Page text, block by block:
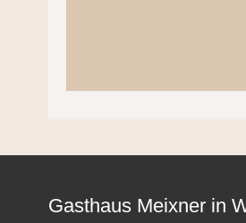
Gasthaus Meixner in